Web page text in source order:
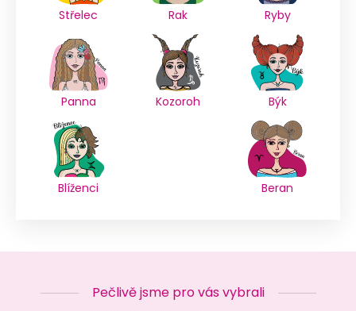
Střelec Rak Ryby
Panna Kozoroh Býk
Blíženci Beran
Pečlivě jsme pro vás vybrali